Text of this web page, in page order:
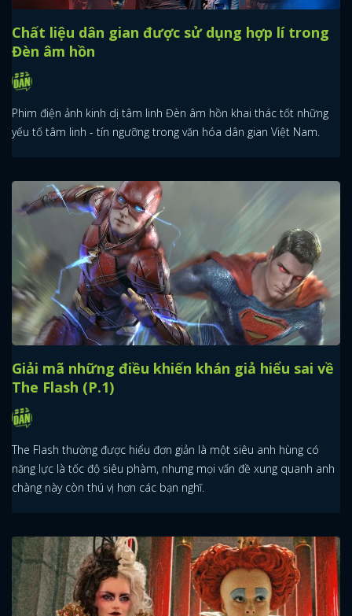
Chất liệu dân gian được sử dụng hợp lí trong
Đèn âm hồn
Phim điện ảnh kinh dị tâm linh Đèn âm hồn khai thác tốt những
yếu tố tâm linh - tín ngưỡng trong văn hóa dân gian Việt Nam.
Giải mã những điều khiến khán giả hiểu sai về
The Flash (P.1)
The Flash thường được hiểu đơn giản là một siêu anh hùng có
năng lực là tốc độ siêu phàm, nhưng mọi vấn đề xung quanh anh
chàng này còn thú vị hơn các bạn nghĩ.